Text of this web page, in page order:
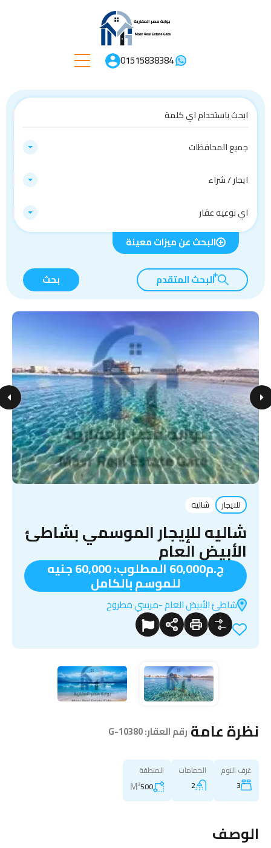
01515838384
جميع المحافظات
ايجار / شراء
اي نوعيه عقار
البحث عن ميزات معينة
البحث المتقدم بحث
للايجار شاليه
شاليه للإيجار الموسمي بشاطئ
الأبيض العام
ج.م60,000 المطلوب: 60,000 جنيه
للموسم بالكامل
شاطئ الأبيض العام -مرسي مطروح
نظرة عامة رقم العقار:G-10380
غرف النوم
3
الحمامات
2
المنطقة
500
M²
الوصف